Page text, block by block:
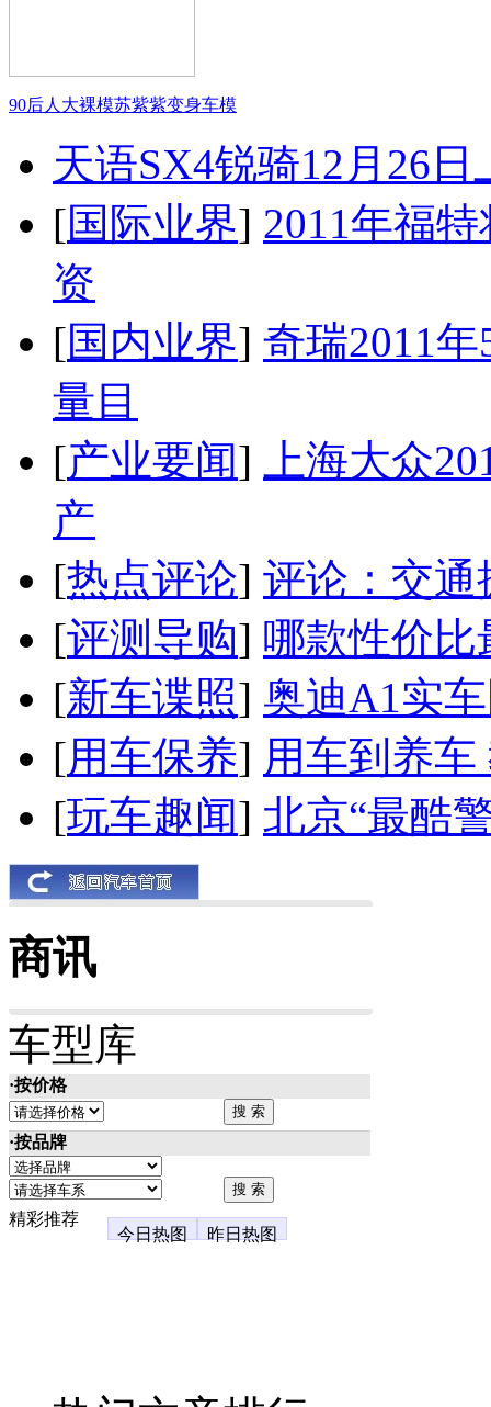
90后人大裸模苏紫紫变身车模
天语SX4锐骑12月26
[国际业界] 2011年福
资
[国内业界] 奇瑞2011
量目
[产业要闻]
上海大众
产
[热点评论] 评论：交通
[评测导购] 哪款性价比
[新车谍照] 奥迪A1实
[用车保养] 用车到养
[玩车趣闻] 北京“最酷
商讯
车型库
·按价格
·按品牌
精彩推荐
今日热图
昨日热图